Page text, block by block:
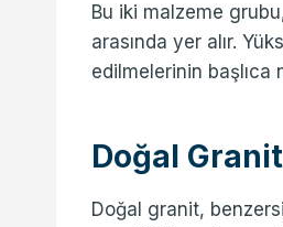
Bu iki malzeme
arasında yer alır.
edilmelerinin başlıca
Doğal
Doğal granit,